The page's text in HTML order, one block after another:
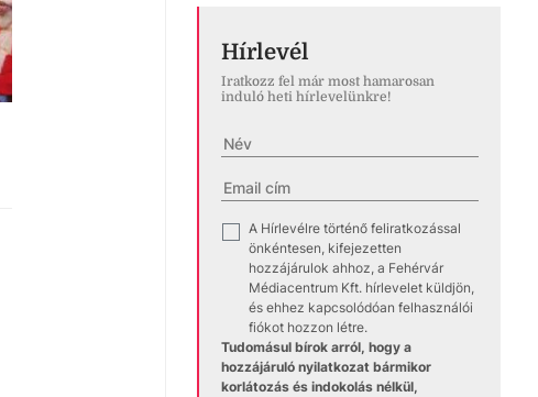
Hírlevél
Iratkozz fel már most hamarosan
induló heti hírlevelünkre!
A Hírlevélre történő feliratkozással
önkéntesen, kifejezetten
hozzájárulok ahhoz, a Fehérvár
Médiacentrum Kft. hírlevelet küldjön,
és ehhez kapcsolódóan felhasználói
fiókot hozzon létre.
Tudomásul bírok arról, hogy a
hozzájáruló nyilatkozat bármikor
korlátozás és indokolás nélkül,